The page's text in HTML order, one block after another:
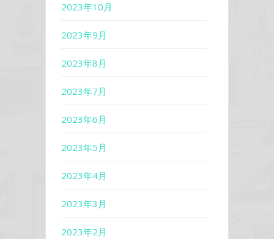
2023年10月
2023年9月
2023年8月
2023年7月
2023年6月
2023年5月
2023年4月
2023年3月
2023年2月